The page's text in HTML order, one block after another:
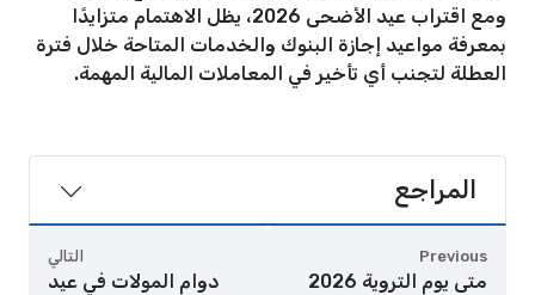
ومع اقتراب عيد الأضحى 2026، يظل الاهتمام متزايدًا
بمعرفة مواعيد إجازة البنوك والخدمات المتاحة خلال فترة
العطلة لتجنب أي تأخير في المعاملات المالية المهمة.
المراجع
Previous
متى يوم التروية 2026
التالي
دوام المولات في عيد